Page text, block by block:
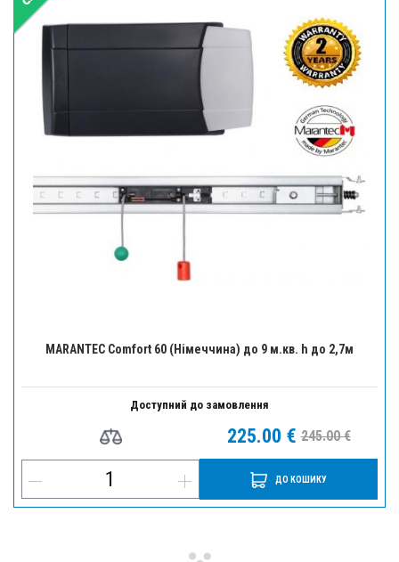
MARANTEC Comfort 60 (Німеччина) до 9 м.кв. h до 2,7м
Доступний до замовлення
225.00 € 245.00 €
ДО КОШИКУ